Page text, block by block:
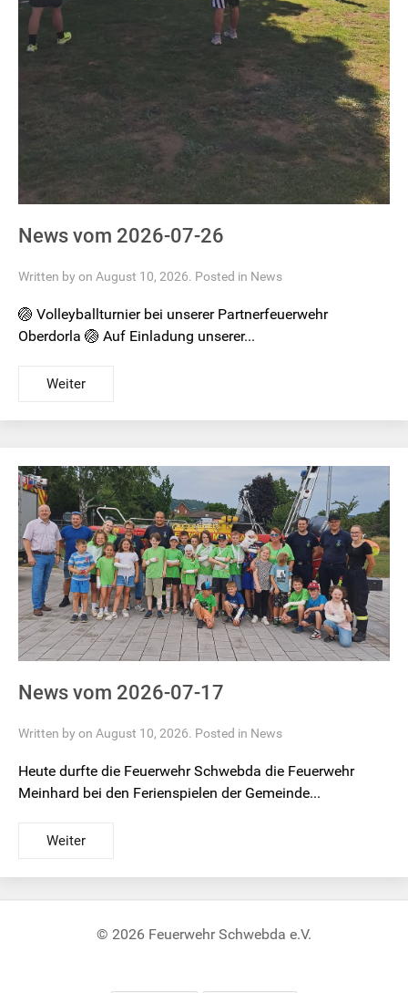
News vom 2026-07-26
Written by on August 10, 2026. Posted in News
🏐 Volleyballturnier bei unserer Partnerfeuerwehr
Oberdorla 🏐 Auf Einladung unserer...
Weiter
News vom 2026-07-17
Written by on August 10, 2026. Posted in News
Heute durfte die Feuerwehr Schwebda die Feuerwehr
Meinhard bei den Ferienspielen der Gemeinde...
Weiter
© 2026 Feuerwehr Schwebda e.V.